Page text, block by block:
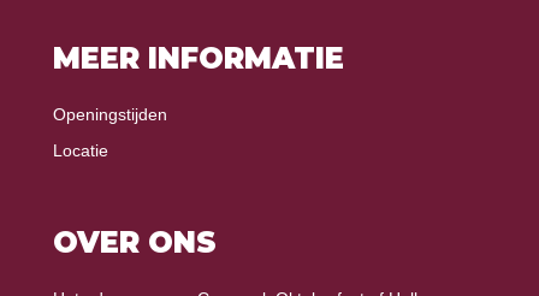
MEER INFORMATIE
Openingstijden
Locatie
OVER ONS